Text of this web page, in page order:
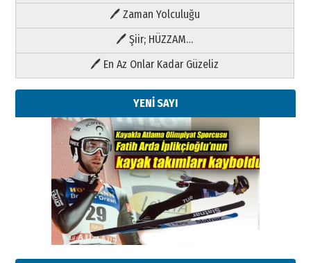
🖊 Zaman Yolculuğu
🖊 Şiir; HÜZZAM…
🖊 En Az Onlar Kadar Güzeliz
YENİ SAYI
Kenan GÜLERCİ
Metin Külünk: Aileyi Korumak